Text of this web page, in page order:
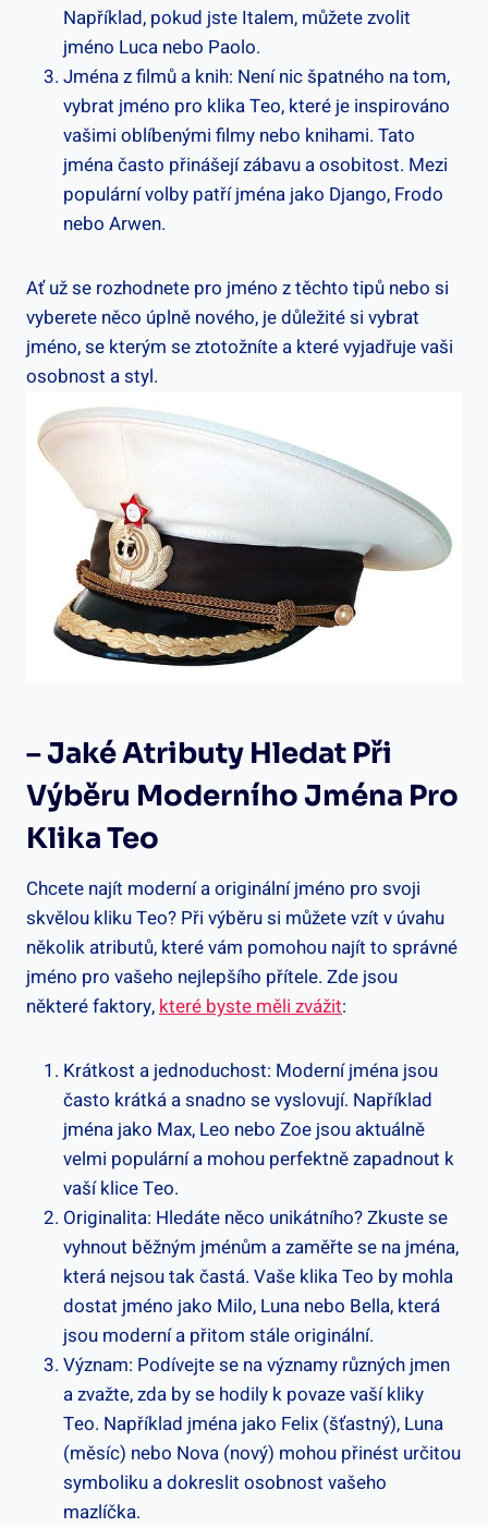
Například, pokud jste Italem, můžete zvolit
jméno Luca nebo Paolo.
Jména z filmů a knih: Není⁤ nic špatného na tom,
vybrat jméno pro ⁤klika Teo, ⁢které‌ je inspirováno
‍vašimi oblíbenými filmy‍ nebo knihami. Tato
jména⁤ často přinášejí zábavu a osobitost. Mezi
⁢populární volby ​patří jména jako Django, Frodo
nebo Arwen.
Ať už se rozhodnete pro ‍jméno z těchto tipů nebo si⁣
vyberete něco úplně nového, je důležité si vybrat
jméno, se kterým se ztotožníte a které vyjadřuje vaši
osobnost a styl.
– Jaké Atributy Hledat Při
Výběru Moderního Jména Pro
Klika Teo
Chcete​ najít moderní‍ a originální jméno pro svoji
skvělou kliku Teo? Při výběru si​ můžete‍ vzít ⁤v úvahu
několik atributů, které ​vám pomohou najít⁤ to správné
jméno pro vašeho nejlepšího přítele. Zde jsou
některé faktory, které ⁤byste měli zvážit:
Krátkost a jednoduchost: Moderní jména jsou
často‍ krátká a snadno se vyslovují. Například
jména jako Max, Leo nebo⁢ Zoe jsou aktuálně
velmi populární a ‍mohou perfektně zapadnout k
vaší klice Teo.
Originalita: Hledáte něco unikátního? Zkuste se
vyhnout⁤ běžným jménům a zaměřte se na jména,
která nejsou tak častá. Vaše klika Teo by mohla
dostat jméno jako Milo, ​Luna nebo Bella, která
⁤jsou moderní a‌ přitom stále originální.
Význam: Podívejte se⁤ na ‌významy různých jmen
a zvažte, zda by se ⁢hodily k‌ povaze vaší kliky
Teo. Například jména jako Felix (šťastný), Luna⁢
(měsíc)‌ nebo Nova (nový) mohou přinést určitou
symboliku⁢ a dokreslit osobnost vašeho
mazlíčka.